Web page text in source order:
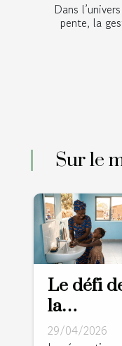
Dans
pente, la
Sur le
Le défi
la
rénovation
29/04/2026